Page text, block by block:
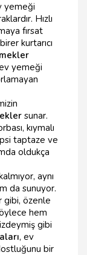
yemeği
Hızlı
fırsat
kurtarıcı
yemeği
sunar.
kıymalı
taptaze ve
oldukça
aynı
da sunuyor.
gibi, özenle
hem
gibi
, ev
bir